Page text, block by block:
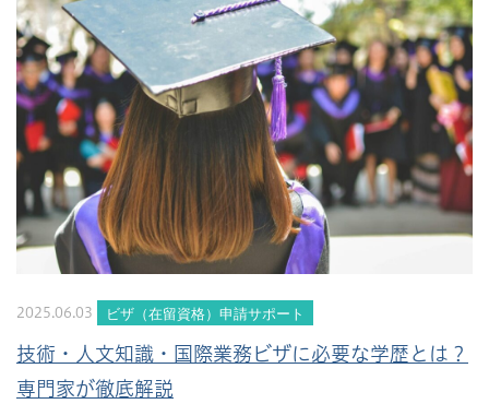
2025.06.03 ビザ（在留資格）申請サポート
技術・人文知識・国際業務ビザに必要な学歴とは？
専門家が徹底解説